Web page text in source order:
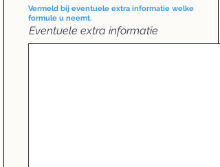
Vermeld bij eventuele extra informatie welke
formule u neemt.
Eventuele extra informatie